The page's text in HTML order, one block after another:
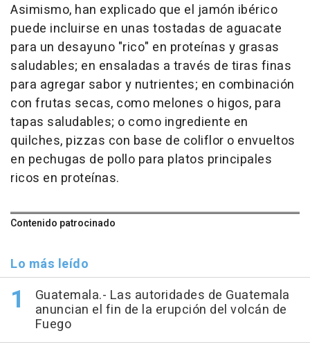
Asimismo, han explicado que el jamón ibérico
puede incluirse en unas tostadas de aguacate
para un desayuno "rico" en proteínas y grasas
saludables; en ensaladas a través de tiras finas
para agregar sabor y nutrientes; en combinación
con frutas secas, como melones o higos, para
tapas saludables; o como ingrediente en
quilches, pizzas con base de coliflor o envueltos
en pechugas de pollo para platos principales
ricos en proteínas.
Contenido patrocinado
Lo más leído
Guatemala.- Las autoridades de Guatemala
anuncian el fin de la erupción del volcán de
Fuego